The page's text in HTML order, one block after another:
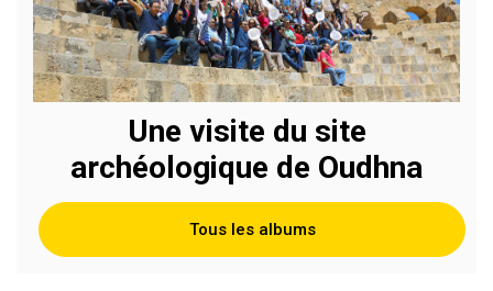
Une visite du site
archéologique de Oudhna
Tous les albums